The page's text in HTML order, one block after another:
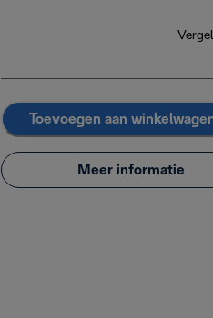
Toevoegen aan
Meer informatie